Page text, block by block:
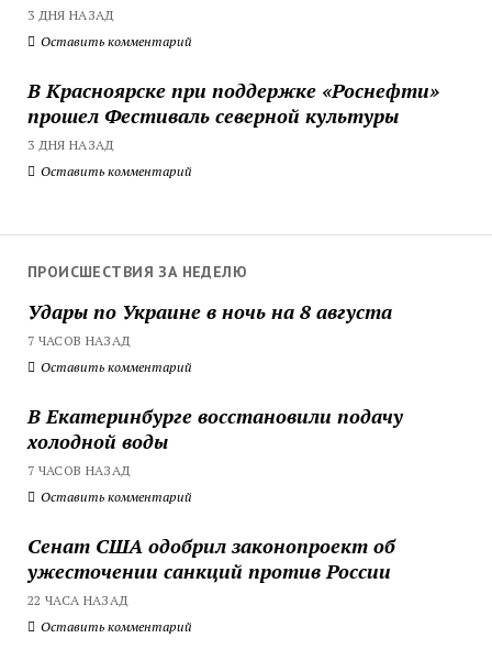
3 ДНЯ НАЗАД
Оставить комментарий
В Красноярске при поддержке «Роснефти»
прошел Фестиваль северной культуры
3 ДНЯ НАЗАД
Оставить комментарий
ПРОИСШЕСТВИЯ ЗА НЕДЕЛЮ
Удары по Украине в ночь на 8 августа
7 ЧАСОВ НАЗАД
Оставить комментарий
В Екатеринбурге восстановили подачу
холодной воды
7 ЧАСОВ НАЗАД
Оставить комментарий
Сенат США одобрил законопроект об
ужесточении санкций против России
22 ЧАСА НАЗАД
Оставить комментарий